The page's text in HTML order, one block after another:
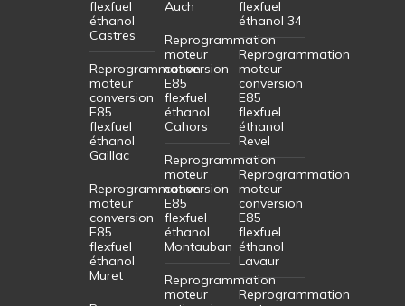
flexfuel
éthanol
Castres
Reprogrammation
moteur
conversion
E85
flexfuel
éthanol
Gaillac
Reprogrammation
moteur
conversion
E85
flexfuel
éthanol
Muret
Auch
Reprogrammation
moteur
conversion
E85
flexfuel
éthanol
Cahors
Reprogrammation
moteur
conversion
E85
flexfuel
éthanol
Montauban
Reprogrammation
moteur
flexfuel
éthanol 34
Reprogrammation
moteur
conversion
E85
flexfuel
éthanol
Revel
Reprogrammation
moteur
conversion
E85
flexfuel
éthanol
Lavaur
Reprogrammation